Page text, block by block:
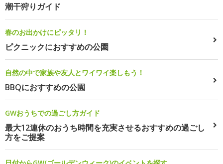
潮干狩りガイド
春のお出かけにピッタリ！
ピクニックにおすすめの公園
自然の中で家族や友人とワイワイ楽しもう！
BBQにおすすめの公園
GWおうちでの過ごし方ガイド
最大12連休のおうち時間を充実させるおすすめの過ごし
方をご提案